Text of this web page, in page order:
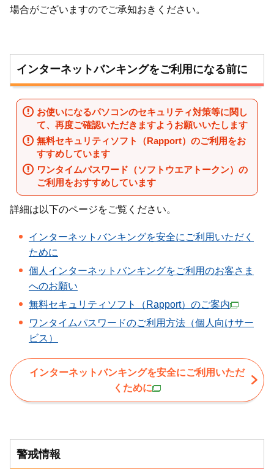
場合がございますのでご承知おきください。
インターネットバンキングをご利用になる前に
お使いになるパソコンのセキュリティ対策等に関し
て、再度ご確認いただきますようお願いいたします
無料セキュリティソフト（Rapport）のご利用をお
すすめしています
ワンタイムパスワード（ソフトウエアトークン）の
ご利用をおすすめしています
詳細は以下のページをご覧ください。
インターネットバンキングを安全にご利用いただく
ために
個人インターネットバンキングをご利用のお客さま
へのお願い
無料セキュリティソフト（Rapport）のご案内
ワンタイムパスワードのご利用方法（個人向けサー
ビス）
インターネットバンキングを安全にご利用いただ
くために
警戒情報